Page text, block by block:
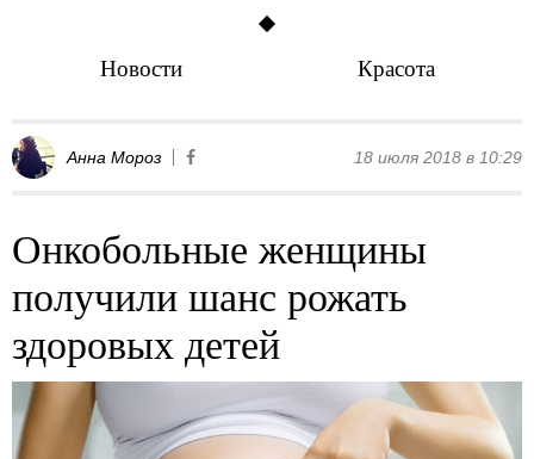
Новости Красота
Анна Мороз 18 июля 2018 в 10:29
Онкобольные женщины
получили шанс рожать
здоровых детей